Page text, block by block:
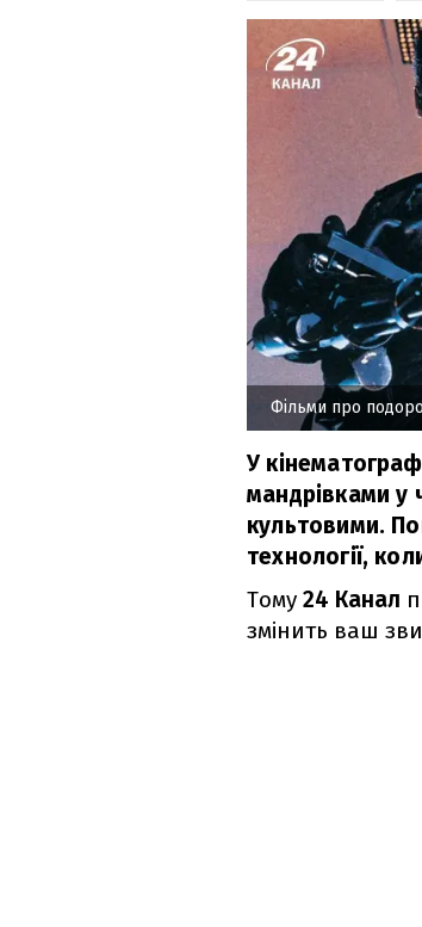
Фільми про
У
мандрівками у
культовими.
технології,
Тому 24 Канал
змінить ваш